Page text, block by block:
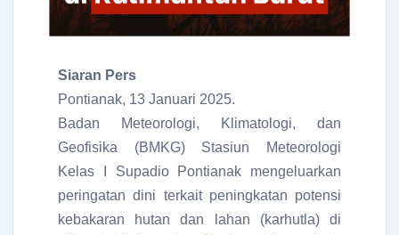
Siaran Pers
Pontianak, 13 Januari 2025.
Badan Meteorologi, Klimatologi, dan
Geofisika (BMKG) Stasiun Meteorologi
Kelas I Supadio Pontianak mengeluarkan
peringatan dini terkait peningkatan potensi
kebakaran hutan dan lahan (karhutla) di